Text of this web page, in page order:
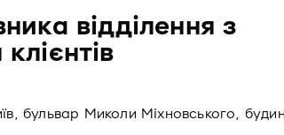
відділення з
бульвар Миколи Міхновського,